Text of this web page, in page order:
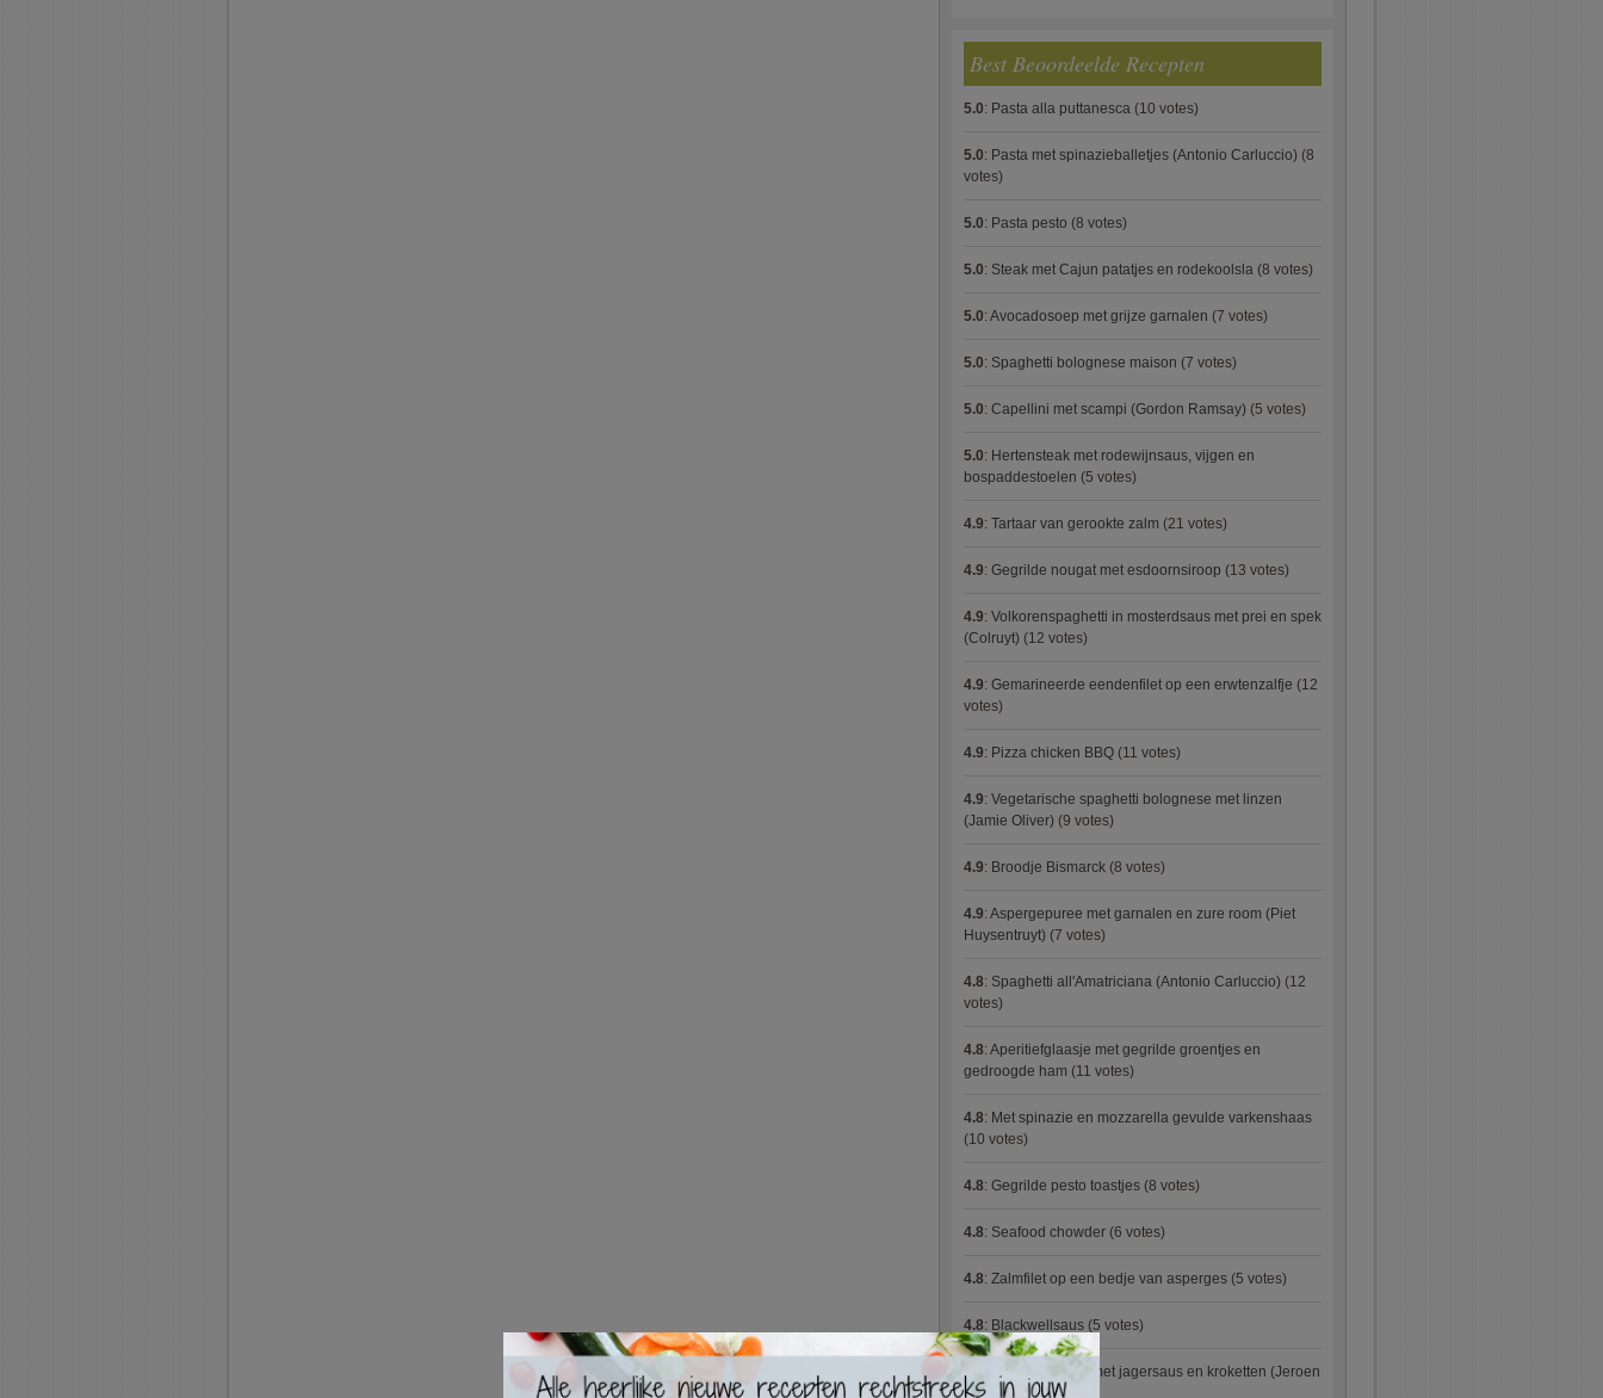
Best Beoordeelde Recepten
5.0: Pasta alla puttanesca (10 votes)
5.0: Pasta met spinazieballetjes (Antonio Carluccio) (8
votes)
5.0: Pasta pesto (8 votes)
5.0: Steak met Cajun patatjes en rodekoolsla (8 votes)
5.0: Avocadosoep met grijze garnalen (7 votes)
5.0: Spaghetti bolognese maison (7 votes)
5.0: Capellini met scampi (Gordon Ramsay) (5 votes)
5.0: Hertensteak met rodewijnsaus, vijgen en
bospaddestoelen (5 votes)
4.9: Tartaar van gerookte zalm (21 votes)
4.9: Gegrilde nougat met esdoornsiroop (13 votes)
4.9: Volkorenspaghetti in mosterdsaus met prei en spek
(Colruyt) (12 votes)
4.9: Gemarineerde eendenfilet op een erwtenzalfje (12
votes)
4.9: Pizza chicken BBQ (11 votes)
4.9: Vegetarische spaghetti bolognese met linzen
(Jamie Oliver) (9 votes)
4.9: Broodje Bismarck (8 votes)
4.9: Aspergepuree met garnalen en zure room (Piet
Huysentruyt) (7 votes)
4.8: Spaghetti all'Amatriciana (Antonio Carluccio) (12
votes)
4.8: Aperitiefglaasje met gegrilde groentjes en
gedroogde ham (11 votes)
4.8: Met spinazie en mozzarella gevulde varkenshaas
(10 votes)
4.8: Gegrilde pesto toastjes (8 votes)
4.8: Seafood chowder (6 votes)
4.8: Zalmfilet op een bedje van asperges (5 votes)
4.8: Blackwellsaus (5 votes)
4.7
Varkenshaasje met jagersaus en kroketten (Jeroen
Meus)(15 votes)
×